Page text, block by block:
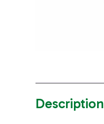
Description